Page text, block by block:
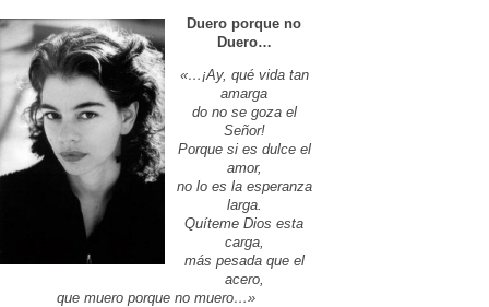
Duero porque no
Duero…
«…¡Ay, qué vida tan
amarga
do no se goza el
Señor!
Porque si es dulce el
amor,
no lo es la esperanza
larga.
Quíteme Dios esta
carga,
más pesada que el
acero,
que muero porque no muero…»